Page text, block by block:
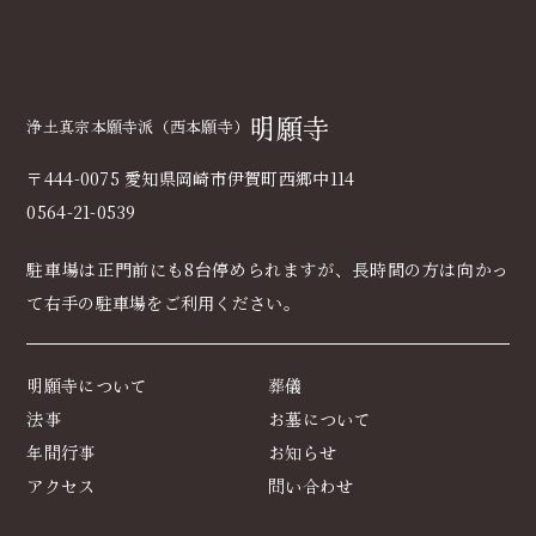
浄土真宗本願寺派（西本願寺） 明願寺
〒444-0075 愛知県岡崎市伊賀町西郷中114
0564-21-0539
駐車場は正門前にも8台停められますが、長時間の方は向かっ
て右手の駐車場をご利用ください｡
明願寺について
葬儀
法事
お墓について
年間行事
お知らせ
アクセス
問い合わせ